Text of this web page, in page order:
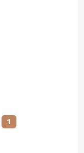
1